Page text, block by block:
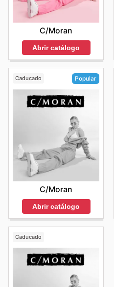
C/Moran
Abrir catálogo
Caducado Popular
C/Moran
Abrir catálogo
Caducado